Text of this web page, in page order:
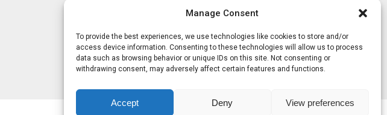
Manage Consent
To provide the best experiences, we use technologies like cookies to store and/or
access device information. Consenting to these technologies will allow us to process
data such as browsing behavior or unique IDs on this site. Not consenting or
withdrawing consent, may adversely affect certain features and functions.
Accept Deny View preferences